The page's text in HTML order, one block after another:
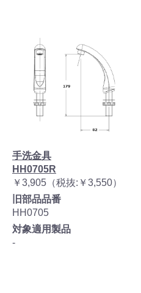
手洗金具
HH0705R
￥3,905（税抜:￥3,550）
旧部品品番
HH0705
対象適用製品
-